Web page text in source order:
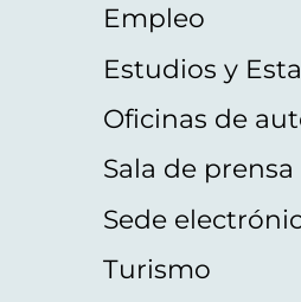
Empleo
Estudios y
Oficinas de
Sala de prensa
Sede
Turismo